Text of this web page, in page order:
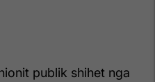
publik shihet nga